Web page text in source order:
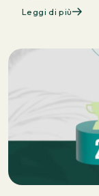
Leggi di più